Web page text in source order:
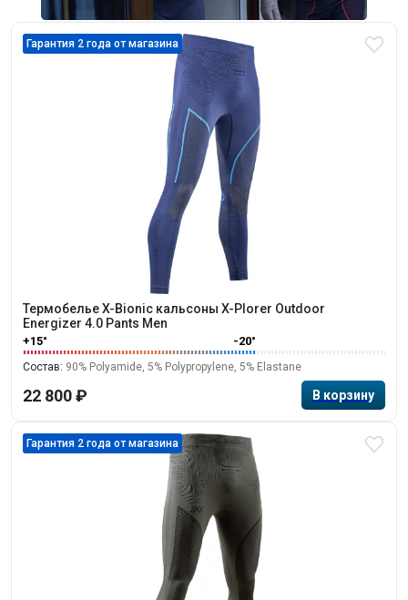
Гарантия 2 года от магазина
Термобелье X-Bionic кальсоны X-Plorer Outdoor
Energizer 4.0 Pants Men
+15° -20°
Состав: 90% Polyamide, 5% Polypropylene, 5% Elastane
22 800 ₽
Гарантия 2 года от магазина